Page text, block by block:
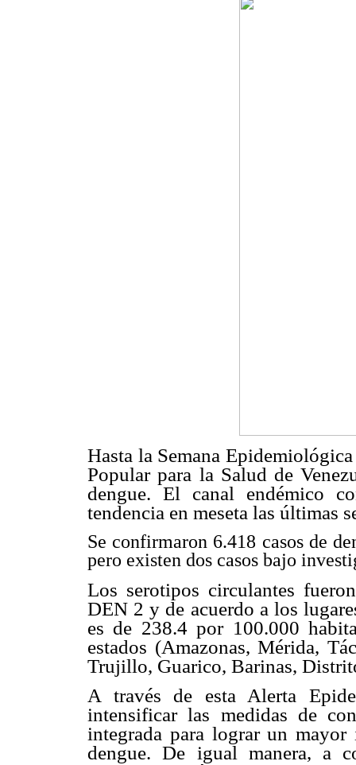
Hasta la Semana
Popular para la Salud de
dengue. El canal endémico
tendencia en meseta las últimas
Se confirmaron 6.418 casos de
pero existen dos casos bajo
Los serotipos circulantes
DEN 2 y de acuerdo a los
es de 238.4 por 100.000
estados (Amazonas, Mérida,
Trujillo, Guarico, Barinas,
A través de esta Alerta
intensificar las medidas de
integrada para lograr un
dengue. De igual manera, a